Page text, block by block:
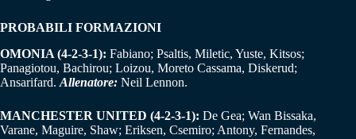
PROBABILI FORMAZIONI
OMONIA (4-2-3-1): Fabiano; Psaltis, Miletic, Yuste, Kitsos;
Panagiotou, Bachirou; Loizou, Moreto Cassama, Diskerud;
Ansarifard. Allenatore: Neil Lennon.
MANCHESTER UNITED (4-2-3-1): De Gea; Wan Bissaka,
Varane, Maguire, Shaw; Eriksen, Csemiro; Antony, Fernandes,